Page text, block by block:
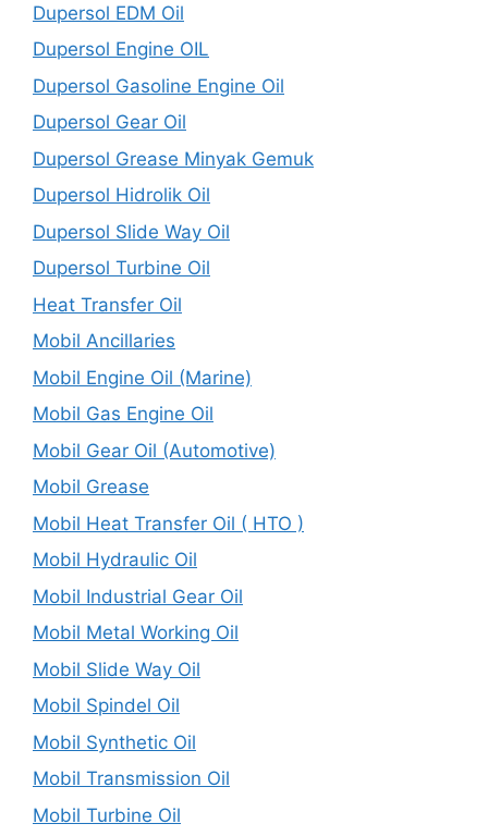
Dupersol EDM Oil
Dupersol Engine OIL
Dupersol Gasoline Engine Oil
Dupersol Gear Oil
Dupersol Grease Minyak Gemuk
Dupersol Hidrolik Oil
Dupersol Slide Way Oil
Dupersol Turbine Oil
Heat Transfer Oil
Mobil Ancillaries
Mobil Engine Oil (Marine)
Mobil Gas Engine Oil
Mobil Gear Oil (Automotive)
Mobil Grease
Mobil Heat Transfer Oil ( HTO )
Mobil Hydraulic Oil
Mobil Industrial Gear Oil
Mobil Metal Working Oil
Mobil Slide Way Oil
Mobil Spindel Oil
Mobil Synthetic Oil
Mobil Transmission Oil
Mobil Turbine Oil